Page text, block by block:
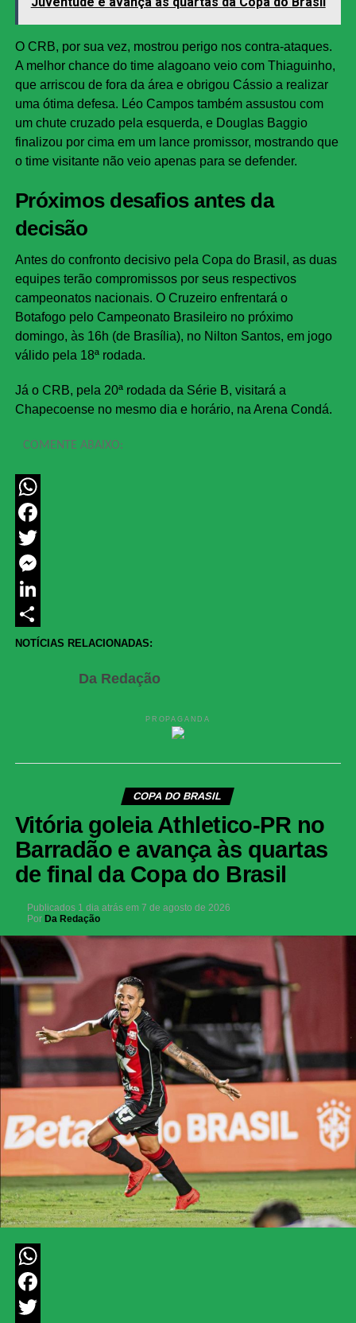
O CRB, por sua vez, mostrou perigo nos contra-ataques.
A melhor chance do time alagoano veio com Thiaguinho,
que arriscou de fora da área e obrigou Cássio a realizar
uma ótima defesa. Léo Campos também assustou com
um chute cruzado pela esquerda, e Douglas Baggio
finalizou por cima em um lance promissor, mostrando que
o time visitante não veio apenas para se defender.
Próximos desafios antes da
decisão
Antes do confronto decisivo pela Copa do Brasil, as duas
equipes terão compromissos por seus respectivos
campeonatos nacionais. O Cruzeiro enfrentará o
Botafogo pelo Campeonato Brasileiro no próximo
domingo, às 16h (de Brasília), no Nilton Santos, em jogo
válido pela 18ª rodada.
Já o CRB, pela 20ª rodada da Série B, visitará a
Chapecoense no mesmo dia e horário, na Arena Condá.
COMENTE ABAIXO:
WhatsApp
Facebook
Twitter
Messenger
LinkedIn
Share
NOTÍCIAS RELACIONADAS:
Da Redação
PROPAGANDA
COPA DO BRASIL
Vitória goleia Athletico-PR no
Barradão e avança às quartas
de final da Copa do Brasil
Publicados 1 dia atrás em 7 de agosto de 2026
Por Da Redação
WhatsApp
Facebook